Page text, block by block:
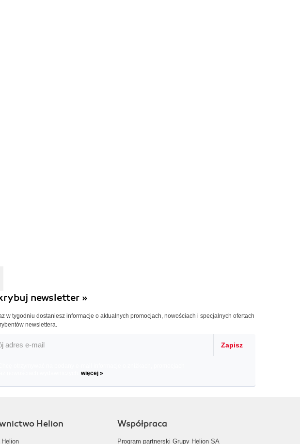
newsletter »
w tygodniu dostaniesz informacje o aktualnych promocjach, nowościach i specjalnych ofertach
newslettera.
Zapisz
więcej »
Helion Współpraca
Program partnerski Grupy Helion SA